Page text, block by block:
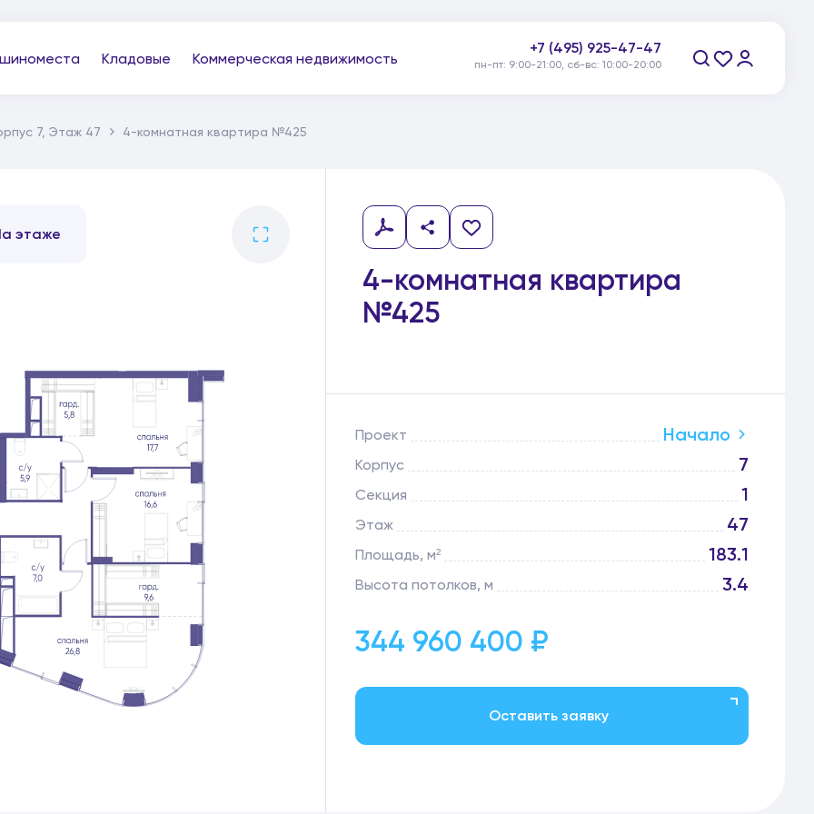
Кладовые Коммерческая недвижимость
+7 (495) 925-47-47
пн-пт: 9:00-21:00, сб-вс: 10:00-20:00
7, Этаж 47 4-комнатная квартира №425
4-комнатная квартира
№425
этаже
Проект Начало
Корпус 7
Секция 1
Этаж 47
Площадь, м² 183.1
Высота потолков, м 3.4
344 960 400 ₽
Оставить заявку